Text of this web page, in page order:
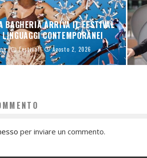
BAGHERIA ARRIVA IL FESTIVAL
CONTEMPORANEI
Festival Agosto 2, 2026
per inviare un commento.